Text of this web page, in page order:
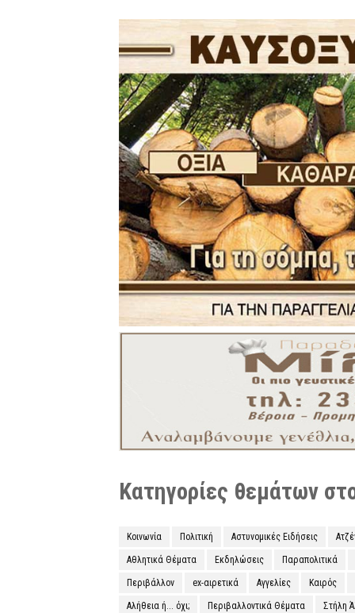
Κατηγορίες θεμάτων
Κοινωνία Πολιτική Αστυνομικές Ειδήσεις
Αθλητικά Θέματα Εκδηλώσεις Παραπολιτικά
Περιβάλλον ex-αιρετικά Αγγελίες Καιρός
Αλήθεια ή... όχι; Περιβαλλοντικά Θέματα Στήλη